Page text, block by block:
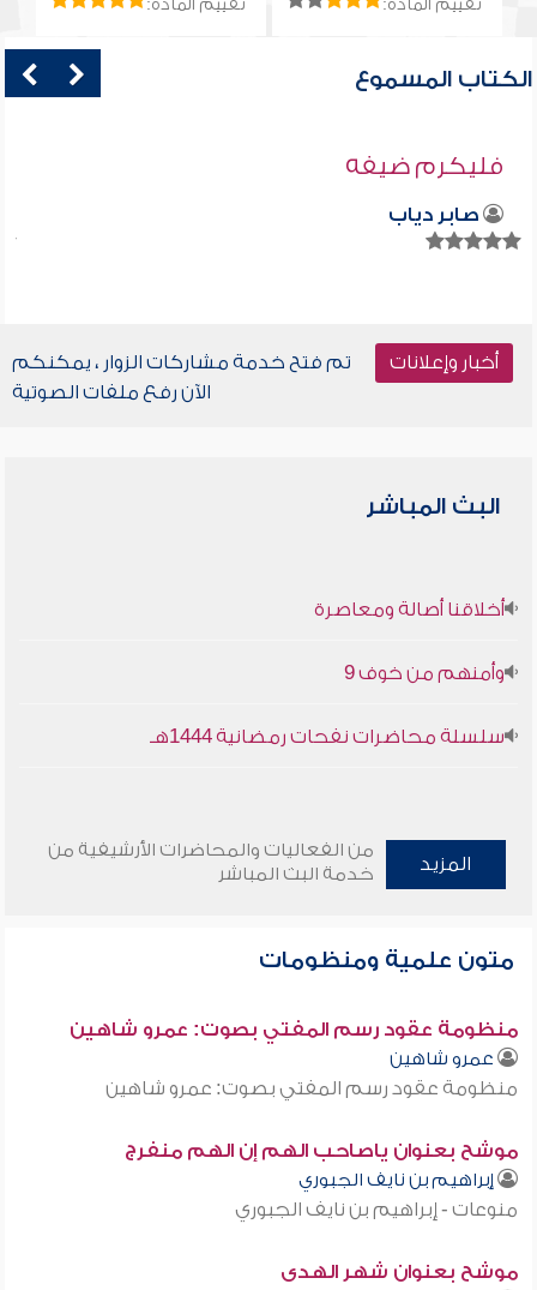
تقييم المادة: تقييم المادة:
الكتاب المسموع
فليكرم ضيفه
صابر دياب
أخبار وإعلانات
تم فتح خدمة مشاركات الزوار ، يمكنكم
الآن رفع ملفات الصوتية
البث المباشر
أخلاقنا أصالة ومعاصرة
وأمنهم من خوف 9
سلسلة محاضرات نفحات رمضانية 1444هـ
المزيد
من الفعاليات والمحاضرات الأرشيفية من
خدمة البث المباشر
متون علمية ومنظومات
منظومة عقود رسم المفتي بصوت: عمرو شاهين
عمرو شاهين
منظومة عقود رسم المفتي بصوت: عمرو شاهين
موشح بعنوان ياصاحب الهم إن الهم منفرج
إبراهيم بن نايف الجبوري
منوعات - إبراهيم بن نايف الجبوري
موشح بعنوان شهر الهدى